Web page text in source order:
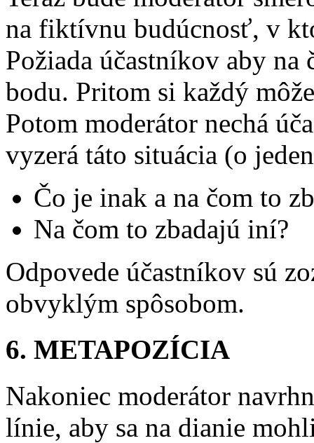
na fiktívnu budúcnosť, v
Požiada účastníkov aby
bodu. Pritom si každý
Potom moderátor nechá
vyzerá táto situácia (o
Čo je inak a na čom to
Na čom to zbadajú iní?
Odpovede účastníkov sú
obvyklým spôsobom.
6. METAPOZÍCIA
Nakoniec moderátor
línie, aby sa na dianie